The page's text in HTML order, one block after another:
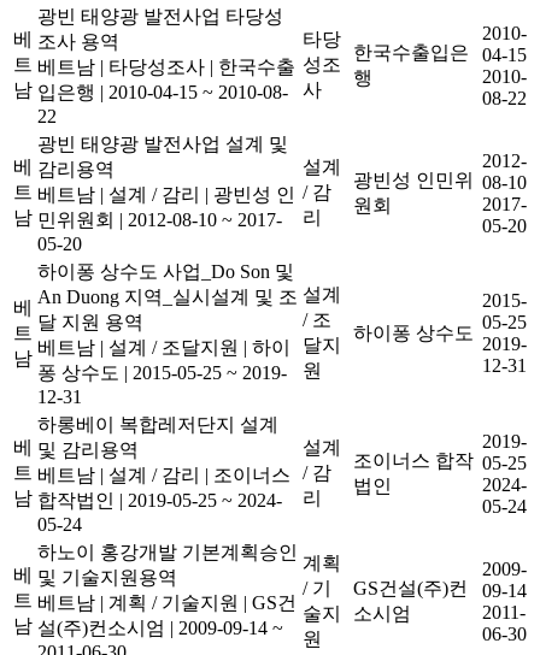
베
트
남
광빈 태양광 발전사업 타당성
조사 용역
베트남 | 타당성조사 | 한국수출
입은행 | 2010-04-15 ~ 2010-08-
22
타당
성조
사
한국수출입은
행
2010-
04-15
2010-
08-22
베
트
남
광빈 태양광 발전사업 설계 및
감리용역
베트남 | 설계 / 감리 | 광빈성 인
민위원회 | 2012-08-10 ~ 2017-
05-20
설계
/ 감
리
광빈성 인민위
원회
2012-
08-10
2017-
05-20
베
트
남
하이퐁 상수도 사업_Do Son 및
An Duong 지역_실시설계 및 조
달 지원 용역
베트남 | 설계 / 조달지원 | 하이
퐁 상수도 | 2015-05-25 ~ 2019-
12-31
설계
/ 조
달지
원
하이퐁 상수도
2015-
05-25
2019-
12-31
베
트
남
하롱베이 복합레저단지 설계
및 감리용역
베트남 | 설계 / 감리 | 조이너스
합작법인 | 2019-05-25 ~ 2024-
05-24
설계
/ 감
리
조이너스 합작
법인
2019-
05-25
2024-
05-24
베
트
남
하노이 홍강개발 기본계획승인
및 기술지원용역
베트남 | 계획 / 기술지원 | GS건
설(주)컨소시엄 | 2009-09-14 ~
계획
/ 기
술지
원
GS건설(주)컨
소시엄
2009-
09-14
2011-
06-30